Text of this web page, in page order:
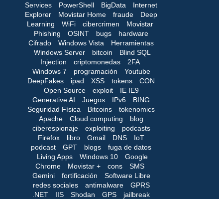
Services
PowerShell BigData
Internet
Explorer
Movistar Home fraude
Deep
Learning
WiFi cibercrimen
Movistar
Phishing
OSINT bugs
hardware
Cifrado
Windows Vista
Herramientas
Windows Server
bitcoin
Blind SQL
Injection
criptomonedas
2FA
Windows 7
programación
Youtube
DeepFakes
ipad XSS tokens
CON
Open Source
exploit
IE IE9
Generative AI
Juegos IPv6
BING
Seguridad Física
Bitcoins
tokenomics
Apache
Cloud computing
blog
ciberespionaje
exploiting
podcasts
Firefox
libro Gmail DNS
IoT
podcast
GPT blogs
fuga de datos
Living Apps
Windows 10
Google
Chrome
Movistar + cons
SMS
Gemini
fortificación
Software Libre
redes sociales
antimalware
GPRS
.NET
IIS Shodan GPS
jailbreak